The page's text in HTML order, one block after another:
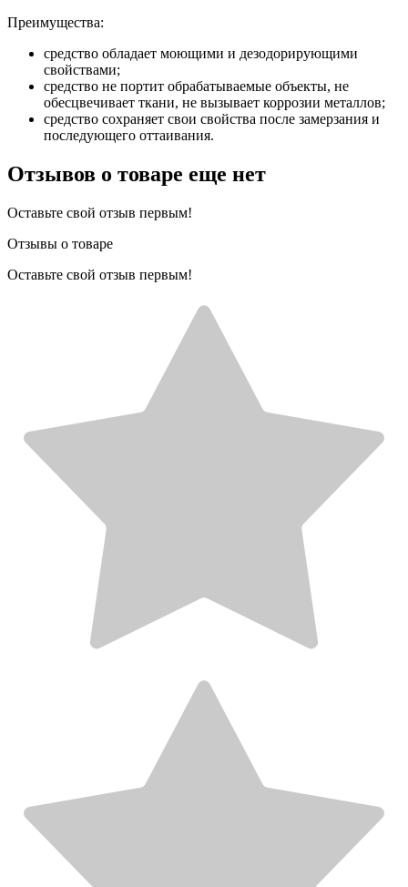
Преимущества:
средство обладает моющими и дезодорирующими
свойствами;
средство не портит обрабатываемые объекты, не
обесцвечивает ткани, не вызывает коррозии металлов;
средство сохраняет свои свойства после замерзания и
последующего оттаивания.
Отзывов о товаре еще нет
Оставьте свой отзыв первым!
Отзывы о товаре
Оставьте свой отзыв первым!